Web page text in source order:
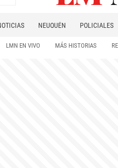
NEUQUÉN POLICIALES
LMN EN VIVO MÁS HISTORIAS